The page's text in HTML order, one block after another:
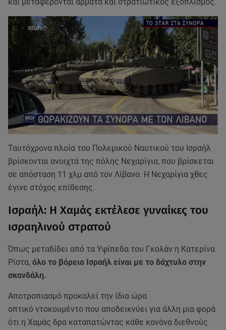
και μεταφέρονται άρματα και στρατιωτικός εξοπλισμός.
Ταυτόχρονα πλοία του Πολεμικού Ναυτικού του Ισραήλ
βρίσκονται ανοιχτά της πόλης Νεχαρίγια, που βρίσκεται
σε απόσταση 11 χλμ από τον Λίβανο. Η Νεχαρίγια χθες
έγινε στόχος επίθεσης.
Ισραήλ: Η Χαμάς εκτέλεσε γυναίκες του
ισραηλινού στρατού
Όπως μεταδίδει από τα Υψίπεδα του Γκολάν η Κατερίνα
Ρίστα, όλο το βόρειο Ισραήλ είναι με το δάχτυλο στην
σκανδάλη.
Αποτροπιασμό προκαλεί την ίδια ώρα
οπτικό ντοκουμέντο που αποδεικνύει για άλλη μια φορά
ότι η Χαμάς δρα καταπατώντας κάθε κανόνα διεθνούς